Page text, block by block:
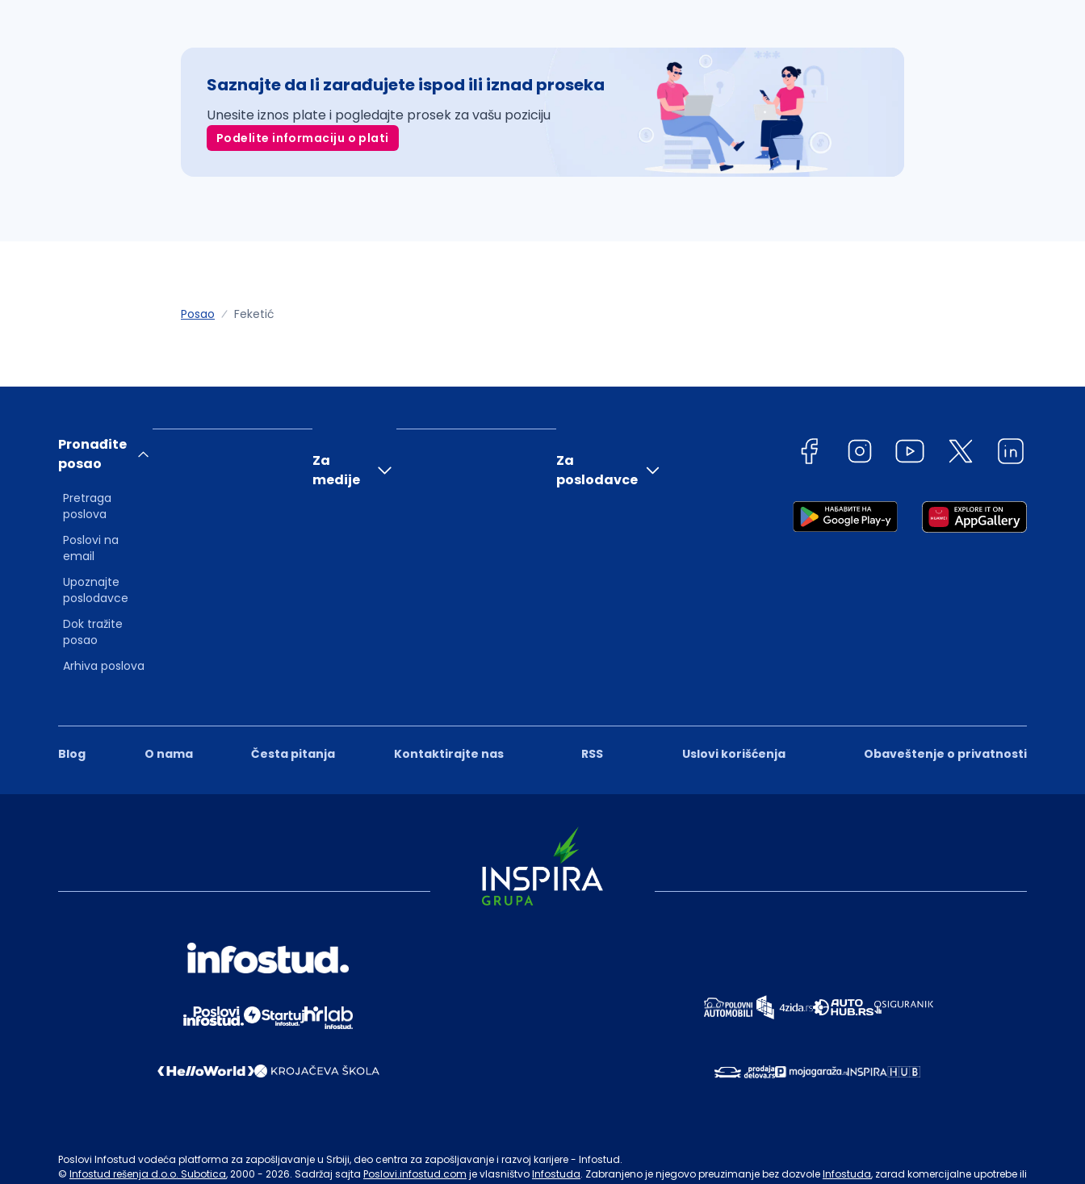
Saznajte da li zarađujete ispod ili iznad proseka
Unesite iznos plate i pogledajte prosek za vašu poziciju
Podelite informaciju o plati
Posao Feketić
Blog O nama Česta pitanja Kontaktirajte nas RSS Uslovi korišćenja Obaveštenje o privatnosti
Pronađite
posao
Pretraga
poslova
Poslovi na
email
Upoznajte
poslodavce
Dok tražite
posao
Arhiva poslova
Za
medije
Za
poslodavce
Poslovi Infostud vodeća platforma za zapošljavanje u Srbiji, deo centra za zapošljavanje i razvoj karijere - Infostud.
© Infostud rešenja d.o.o. Subotica, 2000 - 2026. Sadržaj sajta Poslovi.infostud.com je vlasništvoInfostuda. Zabranjeno je njegovo preuzimanje bez dozvoleInfostuda, zarad komercijalne upotrebe ili